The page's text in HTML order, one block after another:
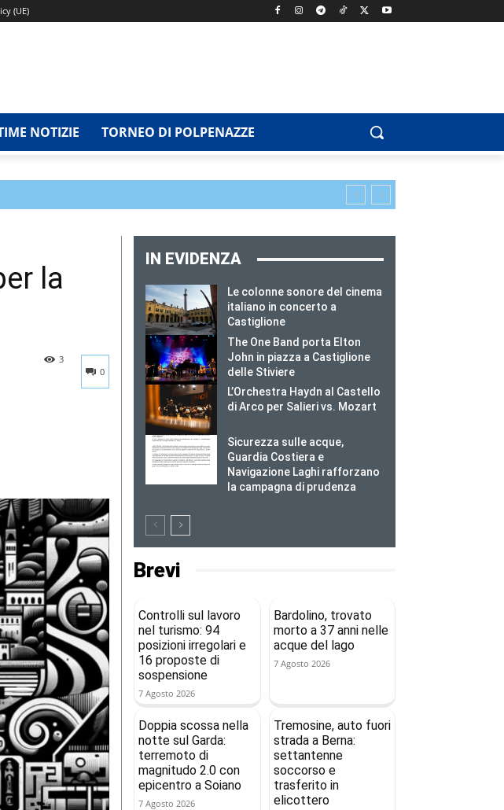
(UE)
NOTIZIE TORNEO DI POLPENAZZE
la
0
3
IN EVIDENZA
Le colonne sonore del cinema
italiano in concerto a
Castiglione
The One Band porta Elton
John in piazza a Castiglione
delle Stiviere
L’Orchestra Haydn al Castello
di Arco per Salieri vs. Mozart
Sicurezza sulle acque,
Guardia Costiera e
Navigazione Laghi rafforzano
la campagna di prudenza
Brevi
Controlli sul lavoro
nel turismo: 94
posizioni irregolari e
16 proposte di
sospensione
7 Agosto 2026
Bardolino, trovato
morto a 37 anni nelle
acque del lago
7 Agosto 2026
Doppia scossa nella
notte sul Garda:
terremoto di
magnitudo 2.0 con
epicentro a Soiano
7 Agosto 2026
Tremosine, auto fuori
strada a Berna:
settantenne
soccorso e
trasferito in
elicottero